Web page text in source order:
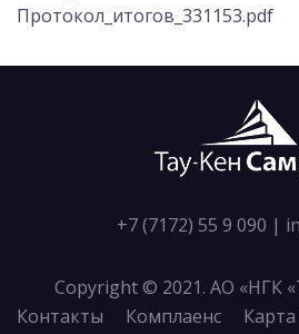
Протокол_итогов_331153.pdf
+7 (7172) 55 9 090 |
Copyright © 2021. АО «НГК
Контакты
Комплаенс
Карта